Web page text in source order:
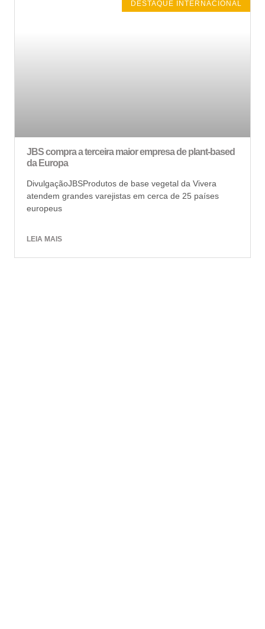
DESTAQUE INTERNACIONAL
JBS compra a terceira maior empresa de plant-based
da Europa
DivulgaçãoJBSProdutos de base vegetal da Vivera
atendem grandes varejistas em cerca de 25 países
europeus
LEIA MAIS